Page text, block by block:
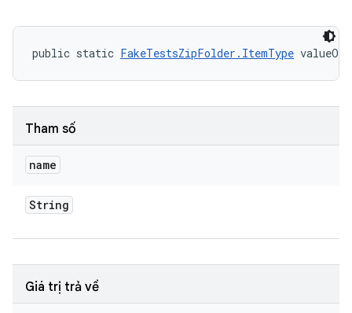
public static FakeTestsZipFolder.ItemType valueOf
Tham số
name
String
Giá trị trả về